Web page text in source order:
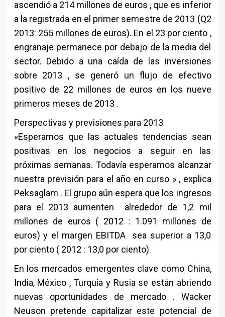
ascendió a 214 millones de euros , que es inferior
a la registrada en el primer semestre de 2013 (Q2
2013: 255 millones de euros). En el 23 por ciento ,
engranaje permanece por debajo de la media del
sector. Debido a una caída de las inversiones
sobre 2013 , se generó un flujo de efectivo
positivo de 22 millones de euros en los nueve
primeros meses de 2013 .
Perspectivas y previsiones para 2013
«Esperamos que las actuales tendencias sean
positivas en los negocios a seguir en las
próximas semanas. Todavía esperamos alcanzar
nuestra previsión para el año en curso » , explica
Peksaglam . El grupo aún espera que los ingresos
para el 2013 aumenten alrededor de 1,2 mil
millones de euros ( 2012 : 1.091 millones de
euros) y el margen EBITDA sea superior a 13,0
por ciento ( 2012 : 13,0 por ciento).
En los mercados emergentes clave como China,
India, México , Turquía y Rusia se están abriendo
nuevas oportunidades de mercado . Wacker
Neuson pretende capitalizar este potencial de